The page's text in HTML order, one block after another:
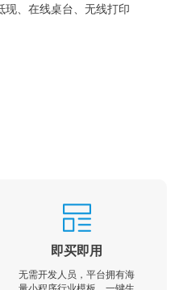
现、在线桌台、无线打印
即买即用
无需开发人员，平台拥有海